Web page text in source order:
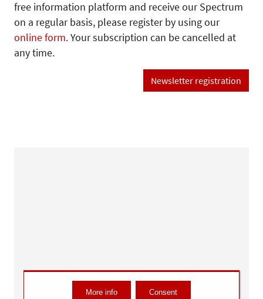
free information platform and receive our Spectrum
on a regular basis, please register by using our
online form. Your subscription can be cancelled at
any time.
Newsletter registration